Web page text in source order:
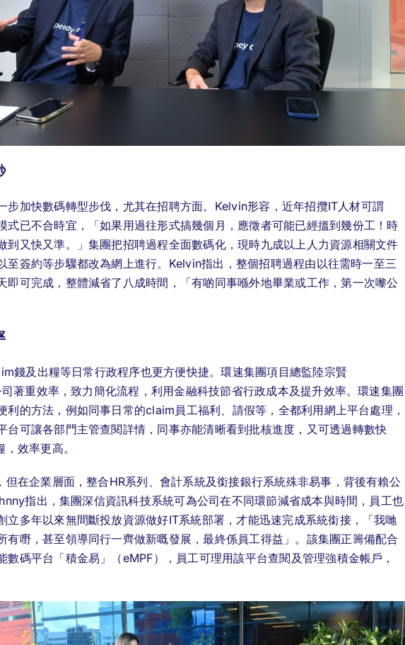
步加快數碼轉型步伐，尤其在招聘方面。Kelvin形容，近年招攬IT人材可謂
式已不合時宜，「如果用過往形式搞幾個月，應徵者可能已經搵到幾份工！時
到又快又準。」集團把招聘過程全面數碼化，現時九成以上人力資源相關文件
至簽約等步驟都改為網上進行。Kelvin指出，整個招聘過程由以往需時一至三
即可完成，整體減省了八成時間，「有啲同事喺外地畢業或工作，第一次嚟公
錢及出糧等日常行政程序也更方便快捷。環速集團項目總監陸宗賢
司著重效率，致力簡化流程，利用金融科技節省行政成本及提升效率。環速集團
利的方法，例如同事日常的claim員工福利、請假等，全都利用網上平台處理，
台可讓各部門主管查閱詳情，同事亦能清晰看到批核進度，又可透過轉數快
，效率更高。
但在企業層面，整合HR系列、會計系統及銜接銀行系統殊非易事，背後有賴公
指出，集團深信資訊科技系統可為公司在不同環節減省成本與時間，員工也
立多年以來無間斷投放資源做好IT系統部署，才能迅速完成系統銜接，「我哋
有嘢，甚至領導同行一齊做新嘅發展，最終係員工得益」。該集團正籌備配合
數碼平台「積金易」（eMPF），員工可理用該平台查閱及管理強積金帳戶，